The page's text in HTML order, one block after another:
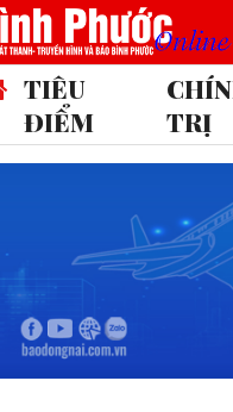
TIÊU
ĐIỂM
TRỊ